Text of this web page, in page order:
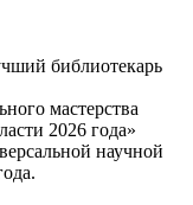
мастерства
2026 года»
научной